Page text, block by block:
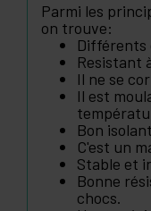
Parmi les
on trouve:
Différents
Resistant
Il ne se
Il est
Bon
C'est un
Stable et
Bonne
chocs.